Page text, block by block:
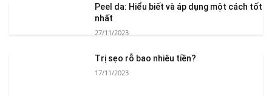
Peel da: Hiểu biết và áp dụng một cách tốt
nhất
27/11/2023
Trị sẹo rỗ bao nhiêu tiền?
17/11/2023